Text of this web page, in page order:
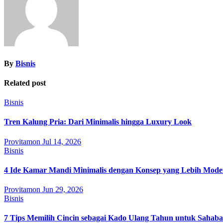
By Bisnis
Related post
Bisnis
Tren Kalung Pria: Dari Minimalis hingga Luxury Look
Provitamon Jul 14, 2026
Bisnis
4 Ide Kamar Mandi Minimalis dengan Konsep yang Lebih
Provitamon Jun 29, 2026
Bisnis
7 Tips Memilih Cincin sebagai Kado Ulang Tahun untuk